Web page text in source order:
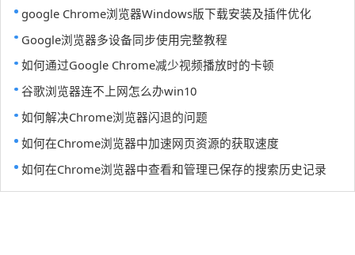
google Chrome浏览器Windows版下载安装及插件优化
Google浏览器多设备同步使用完整教程
如何通过Google Chrome减少视频播放时的卡顿
谷歌浏览器连不上网怎么办win10
如何解决Chrome浏览器闪退的问题
如何在Chrome浏览器中加速网页资源的获取速度
如何在Chrome浏览器中查看和管理已保存的搜索历史记录